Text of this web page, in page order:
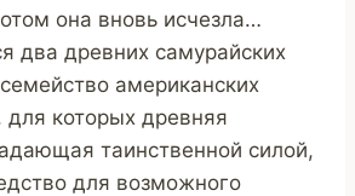
она вновь исчезла…
два древних самурайских
американских
для которых древняя
таинственной силой,
для возможного